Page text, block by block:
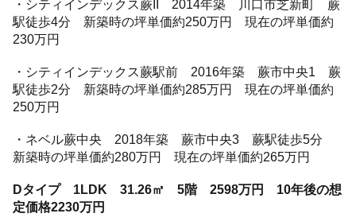
・シティインデックス蕨II 2014年築 川口市芝新町 蕨
駅徒歩4分 新築時の坪単価約250万円 現在の坪単価約
230万円
・シティインデックス蕨駅前 2016年築 蕨市中央1 蕨
駅徒歩2分 新築時の坪単価約285万円 現在の坪単価約
250万円
・ネベル蕨中央 2018年築 蕨市中央3 蕨駅徒歩5分
新築時の坪単価約280万円 現在の坪単価約265万円
Dタイプ 1LDK 31.26㎡ 5階 2598万円 10年後の想
定価格2230万円